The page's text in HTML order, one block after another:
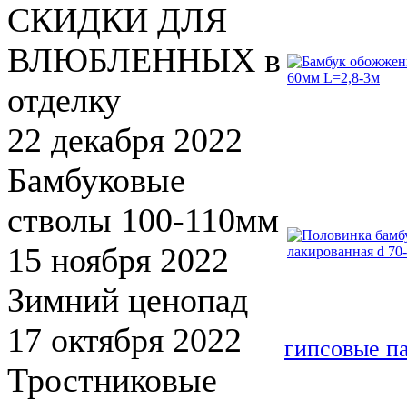
СКИДКИ ДЛЯ
ВЛЮБЛЕННЫХ в
отделку
22 декабря 2022
Бамбуковые
стволы 100-110мм
15 ноября 2022
Зимний ценопад
17 октября 2022
Тростниковые
гипсовые